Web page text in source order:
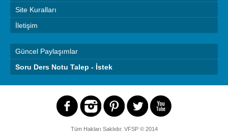
Site Kuralları
İletişim
Güncel Paylaşımlar
Soru Ders Notu Talep - İstek
Tüm Hakları Saklıdır. VFSP© 2014